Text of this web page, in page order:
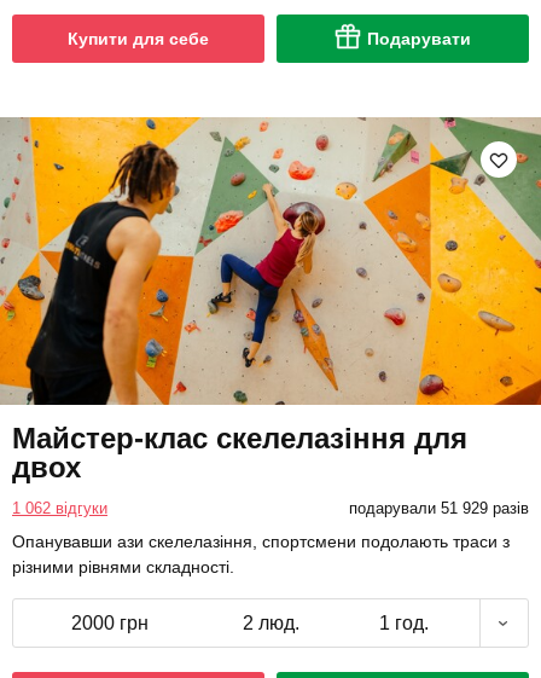
Купити для себе Подарувати
Майстер-клас скелелазіння для
двох
1 062 відгуки подарували 51 929 разів
Опанувавши ази скелелазіння, спортсмени подолають траси з
різними рівнями складності.
2000 грн 2 люд. 1 год.